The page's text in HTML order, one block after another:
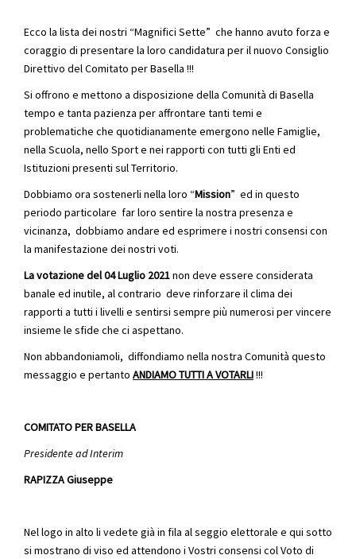
Ecco la lista dei nostri “Magnifici Sette” che hanno avuto forza e
coraggio di presentare la loro candidatura per il nuovo Consiglio
Direttivo del Comitato per Basella !!!
Si offrono e mettono a disposizione della Comunità di Basella
tempo e tanta pazienza per affrontare tanti temi e
problematiche che quotidianamente emergono nelle Famiglie,
nella Scuola, nello Sport e nei rapporti con tutti gli Enti ed
Istituzioni presenti sul Territorio.
Dobbiamo ora sostenerli nella loro “Mission” ed in questo
periodo particolare far loro sentire la nostra presenza e
vicinanza, dobbiamo andare ed esprimere i nostri consensi con
la manifestazione dei nostri voti.
La votazione del 04 Luglio 2021non deve essere considerata
banale ed inutile, al contrario deve rinforzare il clima dei
rapporti a tutti i livelli e sentirsi sempre più numerosi per vincere
insieme le sfide che ci aspettano.
Non abbandoniamoli, diffondiamo nella nostra Comunità questo
messaggio e pertanto ANDIAMO TUTTI A VOTARLI!!!
COMITATO PER BASELLA
Presidente ad Interim
RAPIZZA Giuseppe
Nel logo in alto li vedete già in fila al seggio elettorale e qui sotto
si mostrano di viso ed attendono i Vostri consensi col Voto di